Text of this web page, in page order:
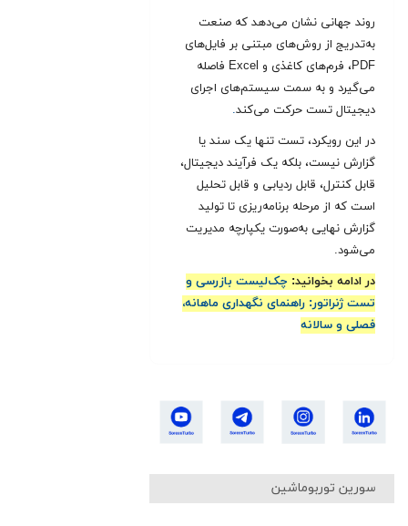
روند جهانی نشان می‌دهد که صنعت
به‌تدریج از روش‌های مبتنی بر فایل‌های
PDF، فرم‌های کاغذی و Excel فاصله
می‌گیرد و به سمت سیستم‌های اجرای
دیجیتال تست حرکت می‌کند.
در این رویکرد، تست تنها یک سند یا
گزارش نیست، بلکه یک فرآیند دیجیتال،
قابل کنترل، قابل ردیابی و قابل تحلیل
است که از مرحله برنامه‌ریزی تا تولید
گزارش نهایی به‌صورت یکپارچه مدیریت
می‌شود.
در ادامه بخوانید: چک‌لیست بازرسی و
تست ژنراتور: راهنمای نگهداری ماهانه،
فصلی و سالانه
سورین توربوماشین